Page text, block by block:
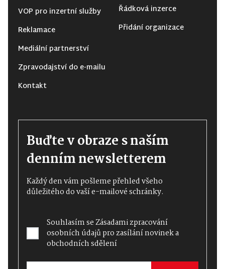
VOP pro inzertní služby
Reklamace
Mediální partnerství
Zpravodajství do e-mailu
Kontakt
Řádková inzerce
Přidání organizace
Buďte v obraze s naším
denním newsletterem
Každý den vám pošleme přehled všeho
důležitého do vaší e-mailové schránky.
Souhlasím seZásadami zpracování
osobních údajůpro zasílání novinek a
obchodních sdělení